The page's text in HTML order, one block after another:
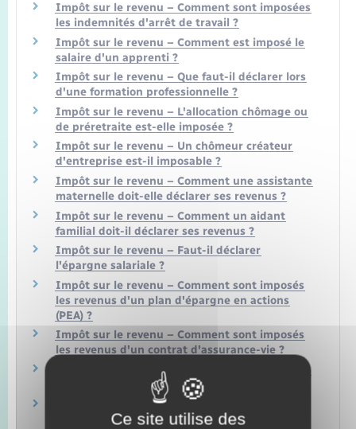
Impôt sur le revenu – Comment sont imposées
les indemnités d'arrêt de travail ?
Impôt sur le revenu – Comment est imposé le
salaire d'un apprenti ?
Impôt sur le revenu – Que faut-il déclarer lors
d'une formation professionnelle ?
Impôt sur le revenu – L'allocation chômage ou
de préretraite est-elle imposée ?
Impôt sur le revenu – Un chômeur créateur
d'entreprise est-il imposable ?
Impôt sur le revenu – Comment une assistante
maternelle doit-elle déclarer ses revenus ?
Impôt sur le revenu – Comment un aidant
familial doit-il déclarer ses revenus ?
Impôt sur le revenu – Faut-il déclarer
l'épargne salariale ?
Impôt sur le revenu – Comment sont imposés
les revenus d'un plan d'épargne en actions
(PEA) ?
Impôt sur le revenu – Comment sont imposés
les revenus d'un contrat d'assurance-vie ?
Impôt sur le revenu – Faut-il déclarer les aides
sociales et les aides versées par l'employeur ?
Impôt sur le revenu – Faut-il déclarer les
revenus d'une activité accessoire ?
Ce site utilise des